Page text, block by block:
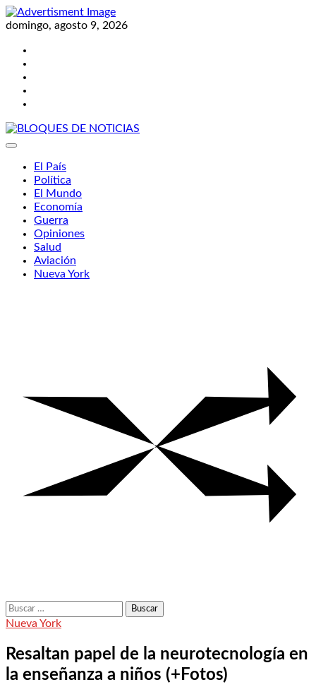
Skip
to
domingo, agosto 9, 2026
El País
Política
El Mundo
Economía
Guerra
Opiniones
Salud
Aviación
Nueva York
Buscar:
Nueva York
Resaltan papel de la neurotecnología en
la enseñanza a niños (+Fotos)